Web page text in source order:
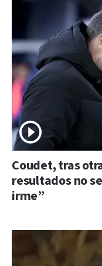
Coudet, tras
resultados no
irme”